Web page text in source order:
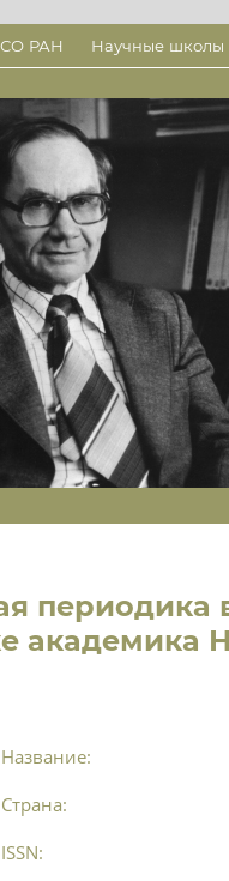
РАН Научные школы
периодика
академика
Название:
Страна:
ISSN: